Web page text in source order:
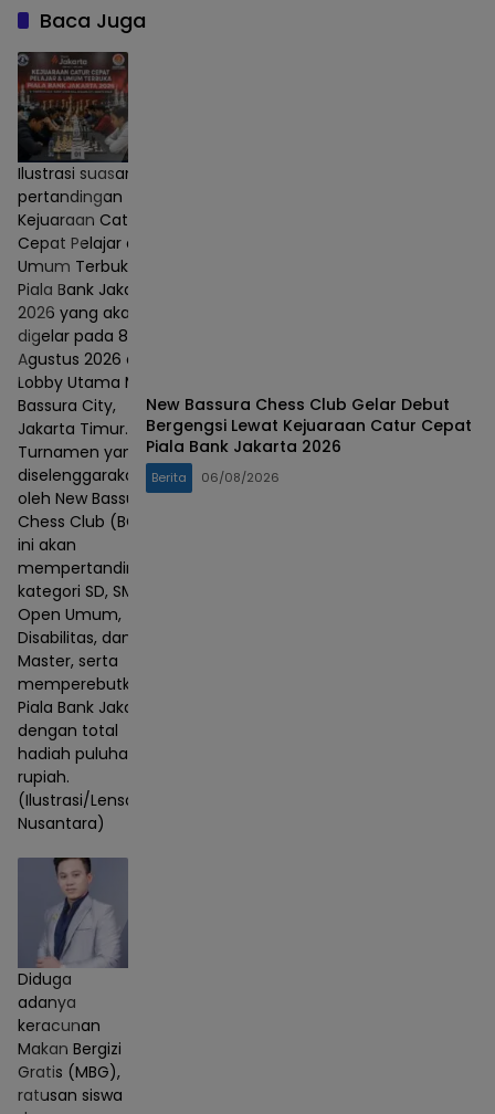
Baca Juga
Ilustrasi suasana
pertandingan
Kejuaraan Catur
Cepat Pelajar dan
Umum Terbuka
Piala Bank Jakarta
2026 yang akan
digelar pada 8–9
Agustus 2026 di
Lobby Utama Mall
Bassura City,
Jakarta Timur.
Turnamen yang
diselenggarakan
oleh New Bassura
Chess Club (BCC)
ini akan
mempertandingkan
kategori SD, SMP,
Open Umum,
Disabilitas, dan
Master, serta
memperebutkan
Piala Bank Jakarta
dengan total
hadiah puluhan juta
rupiah.
(Ilustrasi/Lensa
Nusantara)
New Bassura Chess Club Gelar Debut
Bergengsi Lewat Kejuaraan Catur Cepat
Piala Bank Jakarta 2026
Berita 06/08/2026
Diduga
adanya
keracunan
Makan Bergizi
Gratis (MBG),
ratusan siswa